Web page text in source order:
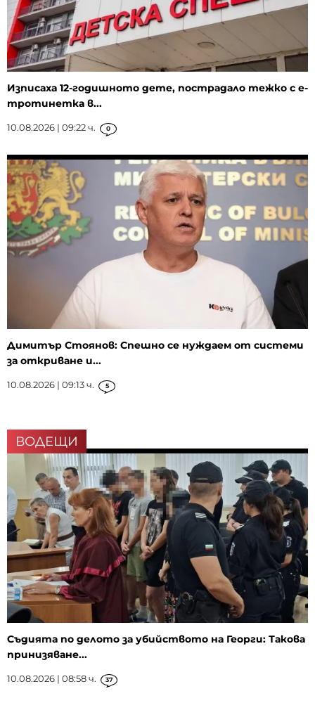
Изписаха 12-годишното дете, пострадало тежко с е-
тротинетка в...
10.08.2026 | 09:22 ч. 0
Димитър Стоянов: Спешно се нуждаем от системи
за откриване и...
10.08.2026 | 09:13 ч. 5
ВОДЕЩИ
Съдията по делото за убийството на Георги: Такова
принизяване...
10.08.2026 | 08:58 ч. 37